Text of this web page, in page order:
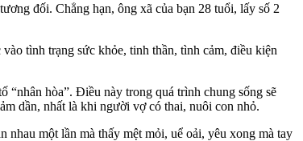
đối. Chẳng hạn, ông xã của bạn 28 tuổi, lấy số 2
tình trạng sức khỏe, tinh thần, tình cảm, điều kiện
“nhân hòa”. Điều này trong quá trình chung sống sẽ
dần, nhất là khi người vợ có thai, nuôi con nhỏ.
một lần mà thấy mệt mỏi, uể oải, yêu xong mà tay